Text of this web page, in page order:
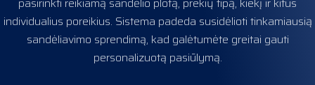
individualius poreikius. Sistema padeda susidėlioti tinkamiausią
sandėliavimo sprendimą, kad galėtumėte greitai gauti
personalizuotą pasiūlymą.